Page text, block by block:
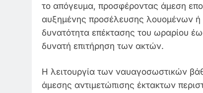
το απόγευμα, προσφέροντας άμεση
αυξημένης προσέλευσης λουομένων ή
δυνατότητα επέκτασης του ωραρίου
δυνατή επιτήρηση των ακτών.
Η λειτουργία των ναυαγοσωστικών
άμεσης αντιμετώπισης έκτακτων